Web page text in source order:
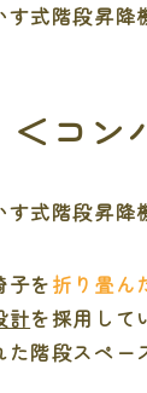
す式階段昇降
＜コン
す式階段昇降
子を折り畳
計を採用して
た階段スペー